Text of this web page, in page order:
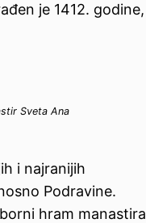
je 1412. godine,
Sveta Ana
i najranijih
Podravine.
hram manastira